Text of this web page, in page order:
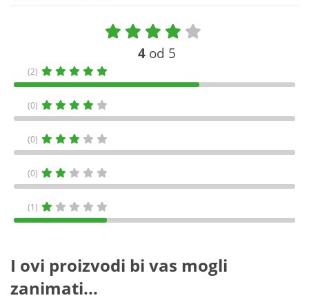
4 od 5
(2)
(0)
(0)
(0)
(1)
I ovi proizvodi bi vas mogli
zanimati...